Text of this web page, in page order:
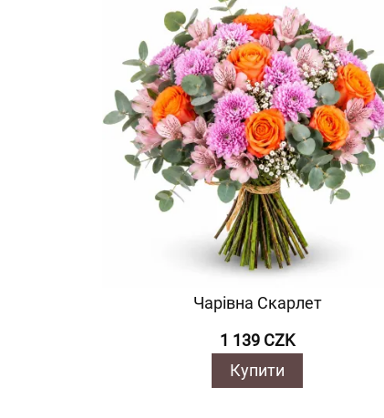
Чарівна Скарлет
1 139 CZK
Купити